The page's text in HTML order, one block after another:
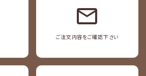
検索する
ご注文内容をご確認下さい